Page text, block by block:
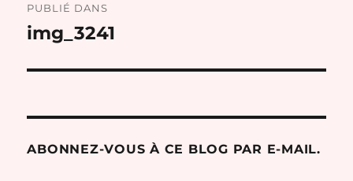
de
PUBLIÉ DANS
img_3241
ABONNEZ-VOUS À CE BLOG PAR E-MAIL.